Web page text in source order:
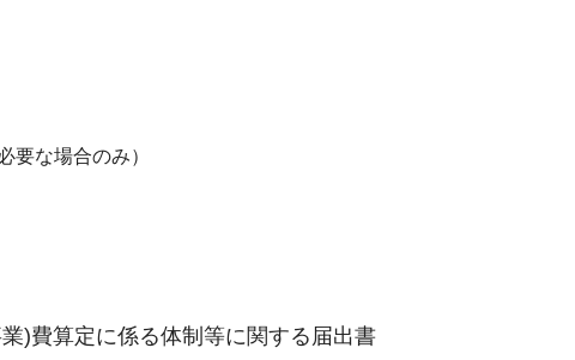
要な場合のみ）
)費算定に係る体制等に関する届出書